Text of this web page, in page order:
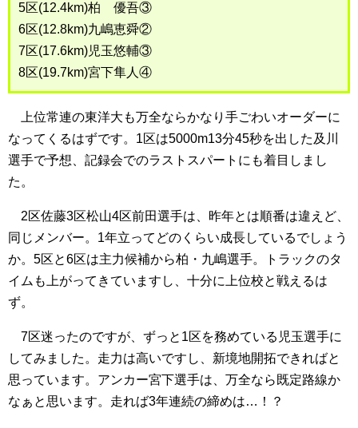
5区(12.4km)柏 優吾③
6区(12.8km)九嶋恵舜②
7区(17.6km)児玉悠輔③
8区(19.7km)宮下隼人④
上位常連の東洋大も万全ならかなり手ごわいオーダーに
なってくるはずです。1区は5000m13分45秒を出した及川
選手で予想、記録会でのラストスパートにも着目しまし
た。
2区佐藤3区松山4区前田選手は、昨年とは順番は違えど、
同じメンバー。1年立ってどのくらい成長しているでしょう
か。5区と6区は主力候補から柏・九嶋選手。トラックのタ
イムも上がってきていますし、十分に上位校と戦えるは
ず。
7区迷ったのですが、ずっと1区を務めている児玉選手に
してみました。走力は高いですし、新境地開拓できればと
思っています。アンカー宮下選手は、万全なら既定路線か
なぁと思います。走れば3年連続の締めは…！？